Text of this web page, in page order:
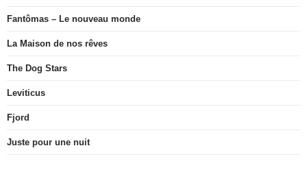
Fantômas – Le nouveau monde
La Maison de nos rêves
The Dog Stars
Leviticus
Fjord
Juste pour une nuit